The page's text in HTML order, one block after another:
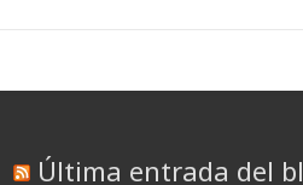
Última entrada del